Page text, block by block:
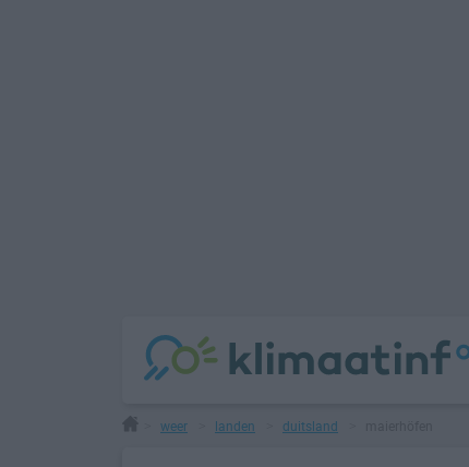
weer landen duitsland